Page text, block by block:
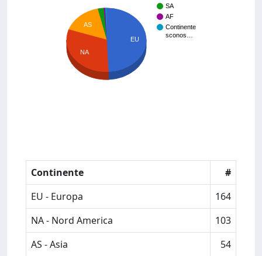
SA
AF
Continente
sconos…
EU
AS
NA
Continente
#
EU - Europa
164
NA - Nord America
103
AS - Asia
54